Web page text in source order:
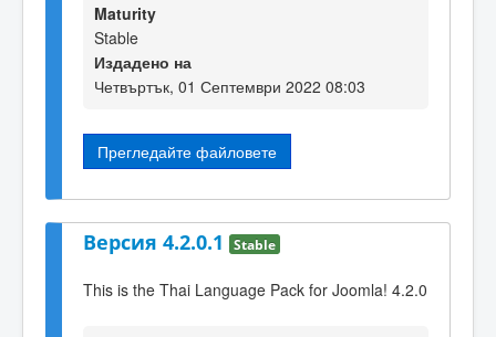
Maturity
Stable
Издадено на
Четвъртък, 01 Септември 2022 08:03
Прегледайте файловете
Версия 4.2.0.1 Stable
This is the Thai Language Pack for Joomla! 4.2.0